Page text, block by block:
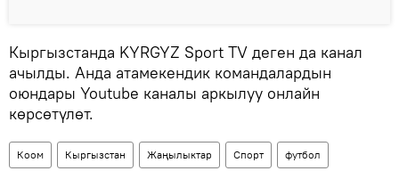
Кыргызстанда KYRGYZ Sport TV деген да канал
ачылды. Анда атамекендик командалардын
оюндары Youtube каналы аркылуу онлайн
көрсөтүлөт.
Коом Кыргызстан Жаңылыктар Спорт футбол